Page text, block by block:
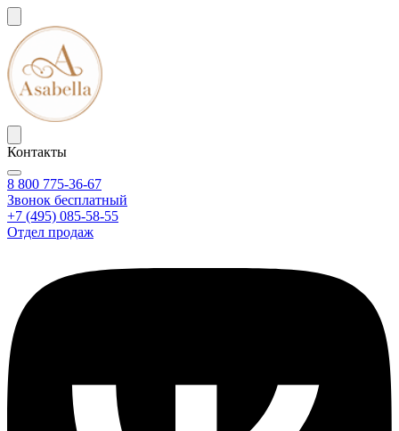
Контакты
8 800 775-36-67
Звонок бесплатный
+7 (495) 085-58-55
Отдел продаж